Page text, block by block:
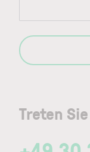
Treten